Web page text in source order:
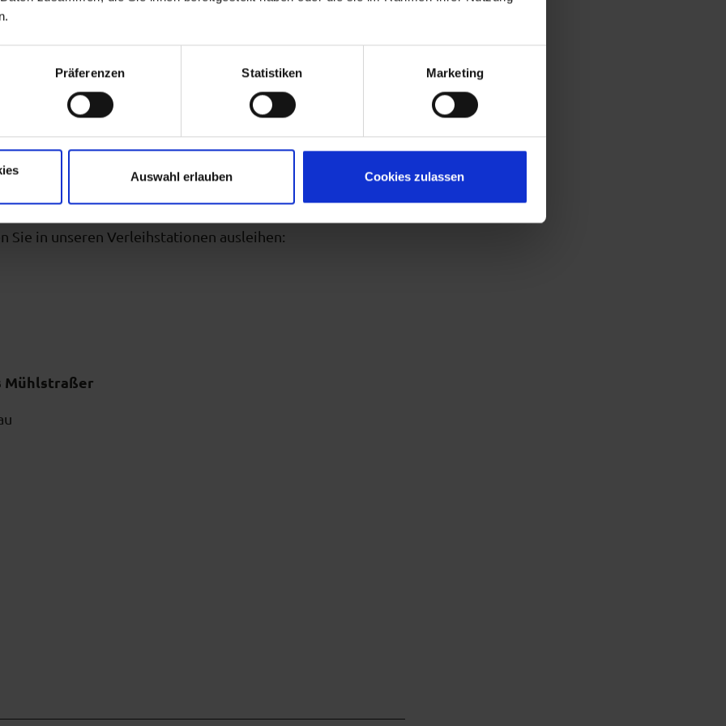
Präferenzen Statistiken Marketing
Auswahl erlauben Cookies zulassen
Wintertag im Naturpark Ammergauer
wie Grödeln (Spikes für Wanderschuhe), Wanderstöcke,
Sie in unseren Verleihstationen ausleihen:
Mühlstraßer